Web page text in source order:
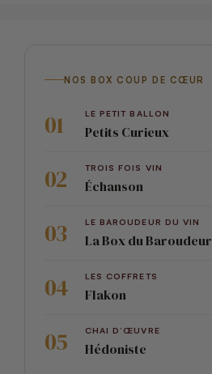
NOS BOX COUP DE CŒUR
LE PETIT BALLON
Petits Curieux
TROIS FOIS VIN
Échanson
LE BAROUDEUR DU VIN
La Box du Baroudeur
LES COFFRETS
Flakon
CHAI D’ŒUVRE
Hédoniste